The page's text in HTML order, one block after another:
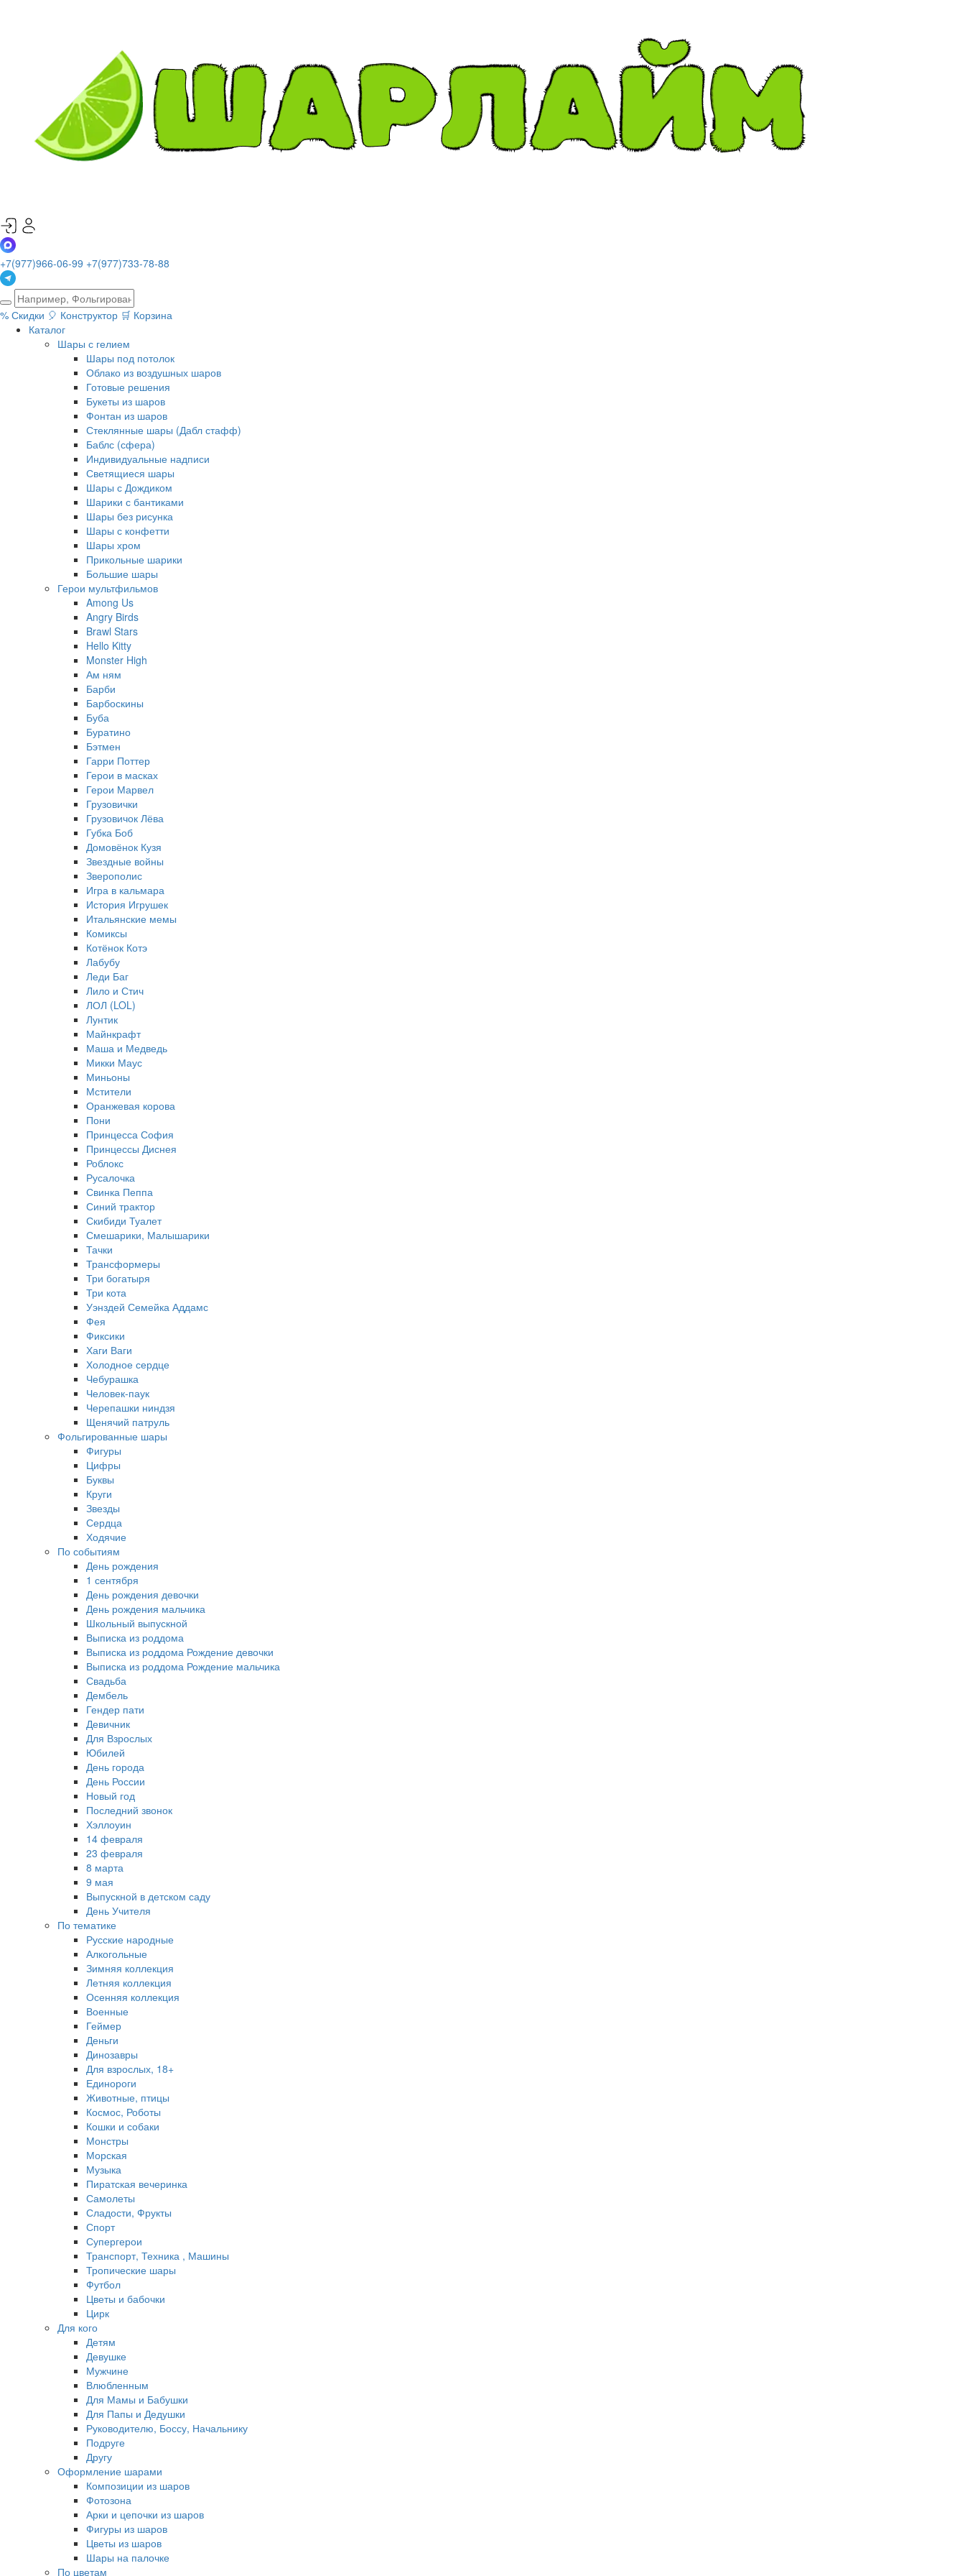
+7(977)966-06-99 +7(977)733-78-88
% Скидки 🎈 Конструктор 🛒 Корзина
Каталог
Шары с гелием
Шары под потолок
Облако из воздушных шаров
Готовые решения
Букеты из шаров
Фонтан из шаров
Стеклянные шары (Дабл стафф)
Баблс (сфера)
Индивидуальные надписи
Светящиеся шары
Шары с Дождиком
Шарики с бантиками
Шары без рисунка
Шары с конфетти
Шары хром
Прикольные шарики
Большие шары
Герои мультфильмов
Among Us
Angry Birds
Brawl Stars
Hello Kitty
Monster High
Ам ням
Барби
Барбоскины
Буба
Буратино
Бэтмен
Гарри Поттер
Герои в масках
Герои Марвел
Грузовички
Грузовичок Лёва
Губка Боб
Домовёнок Кузя
Звездные войны
Зверополис
Игра в кальмара
История Игрушек
Итальянские мемы
Комиксы
Котёнок Котэ
Лабубу
Леди Баг
Лило и Стич
ЛОЛ (LOL)
Лунтик
Майнкрафт
Маша и Медведь
Микки Маус
Миньоны
Мстители
Оранжевая корова
Пони
Принцесса София
Принцессы Диснея
Роблокс
Русалочка
Свинка Пеппа
Синий трактор
Скибиди Туалет
Смешарики, Малышарики
Тачки
Трансформеры
Три богатыря
Три кота
Уэнздей Семейка Аддамс
Фея
Фиксики
Хаги Ваги
Холодное сердце
Чебурашка
Человек-паук
Черепашки ниндзя
Щенячий патруль
Фольгированные шары
Фигуры
Цифры
Буквы
Круги
Звезды
Сердца
Ходячие
По событиям
День рождения
1 сентября
День рождения девочки
День рождения мальчика
Школьный выпускной
Выписка из роддома
Выписка из роддома Рождение девочки
Выписка из роддома Рождение мальчика
Свадьба
Дембель
Гендер пати
Девичник
Для Взрослых
Юбилей
День города
День России
Новый год
Последний звонок
Хэллоуин
14 февраля
23 февраля
8 марта
9 мая
Выпускной в детском саду
День Учителя
По тематике
Русские народные
Алкогольные
Зимняя коллекция
Летняя коллекция
Осенняя коллекция
Военные
Геймер
Деньги
Динозавры
Для взрослых, 18+
Единороги
Животные, птицы
Космос, Роботы
Кошки и собаки
Монстры
Морская
Музыка
Пиратская вечеринка
Самолеты
Сладости, Фрукты
Спорт
Супергерои
Транспорт, Техника , Машины
Тропические шары
Футбол
Цветы и бабочки
Цирк
Для кого
Детям
Девушке
Мужчине
Влюбленным
Для Мамы и Бабушки
Для Папы и Дедушки
Руководителю, Боссу, Начальнику
Подруге
Другу
Оформление шарами
Композиции из шаров
Фотозона
Арки и цепочки из шаров
Фигуры из шаров
Цветы из шаров
Шары на палочке
По цветам